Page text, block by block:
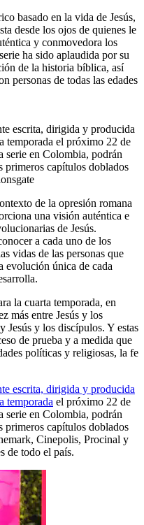
basado en la vida de Jesús,
desde los ojos de quienes le
y conmovedora los
ha sido aplaudida por su
de la historia bíblica, así
personas de todas las edades
escrita, dirigida y producida
temporada el próximo 22 de
serie en Colombia, podrán
primeros capítulos doblados
de la opresión romana
una visión auténtica e
de Jesús.
a cada uno de los
vidas de las personas que
evolución única de cada
la cuarta temporada, en
más entre Jesús y los
Jesús y los discípulos. Y estas
de prueba y a medida que
políticas y religiosas, la fe
escrita, dirigida y producida
temporada el próximo 22 de
serie en Colombia, podrán
primeros capítulos doblados
Cinepolis, Procinal y
de todo el país.